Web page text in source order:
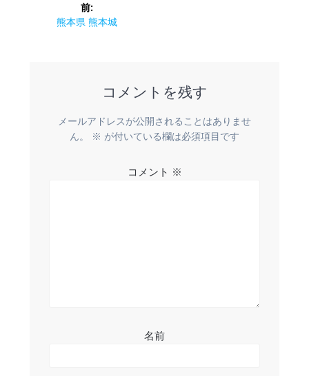
前:
前
熊本県 熊本城
コメントを残す
メールアドレスが公開されることはありませ
ん。
※ が付いている欄は必須項目です
コメント ※
名前